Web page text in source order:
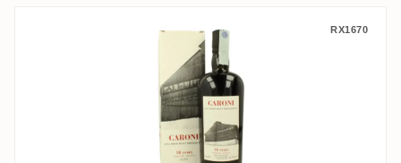
Velier Caroni Heavy Trinidad Rum HTR
RX1670